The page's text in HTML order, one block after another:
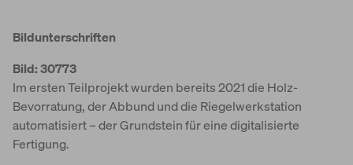
Bildunterschriften
Bild: 30773
Im ersten Teilprojekt wurden bereits 2021 die Holz-
Bevorratung, der Abbund und die Riegelwerkstation
automatisiert – der Grundstein für eine digitalisierte
Fertigung.